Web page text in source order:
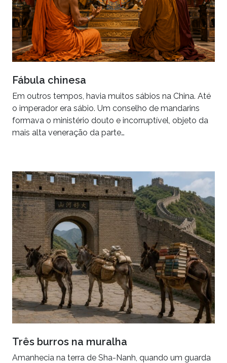
Fábula chinesa
Em outros tempos, havia muitos sábios na China. Até
o imperador era sábio. Um conselho de mandarins
formava o ministério douto e incorruptível, objeto da
mais alta veneração da parte…
Três burros na muralha
Amanhecia na terra de Sha-Nanh, quando um guarda